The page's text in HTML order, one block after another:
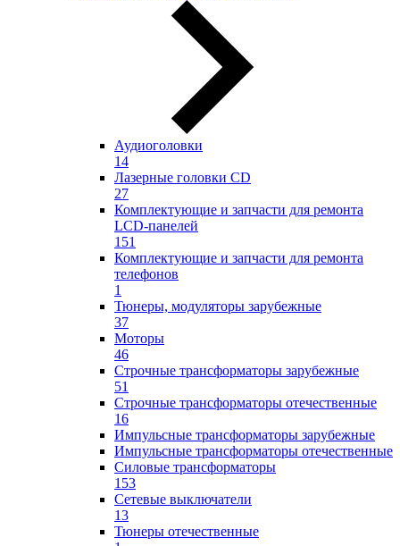
Аудиоголовки
14
Лазерные головки CD
27
Комплектующие и запчасти для ремонта
LCD-панелей
151
Комплектующие и запчасти для ремонта
телефонов
1
Тюнеры, модуляторы зарубежные
37
Моторы
46
Строчные трансформаторы зарубежные
51
Строчные трансформаторы отечественные
16
Импульсные трансформаторы зарубежные
Импульсные трансформаторы отечественные
Силовые трансформаторы
153
Сетевые выключатели
13
Тюнеры отечественные